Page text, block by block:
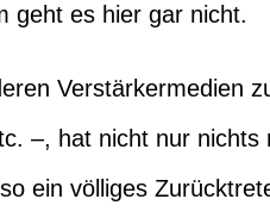
geht es hier gar nicht.
Verstärkermedien
–, hat nicht nur nichts
ein völliges